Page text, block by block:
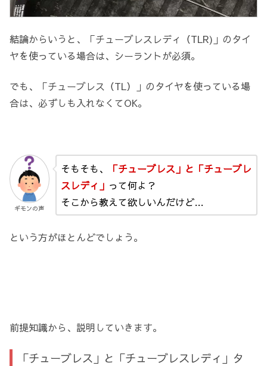
結論からいうと、「チューブレスレディ（TLR)」のタイ
ヤを使っている場合は、シーラントが必須。
でも、「チューブレス（TL）」のタイヤを使っている場
合は、必ずしも入れなくてOK。
ギモンの声
そもそも、
「チューブレス」と「チューブレ
スレディ」 って何よ？
そこから教えて欲しいんだけど…
という方がほとんどでしょう。
前提知識から、説明していきます。
「チューブレス」と「チューブレスレディ」タ